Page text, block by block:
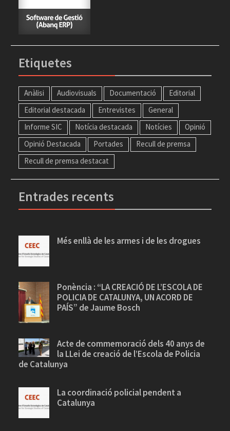
Etiquetes
Anàlisi Audiovisuals Documentació
Editorial
Editorial destacada
Entrevistes
General
Informe SIC
Notícia destacada Notícies
Opinió
Opinió Destacada
Portades
Recull de premsa
Recull de premsa destacat
Entrades recents
Més enllà de les armes i de les drogues
Ponència : “LA CREACIÓ DE L’ESCOLA DE
POLICIA DE CATALUNYA, UN ACORD DE
PAÍS” de Jaume Bosch
Acte de commemoració dels 40 anys de
la LLei de creació de l’Escola de Policia
de Catalunya
La coordinació policial pendent a
Catalunya